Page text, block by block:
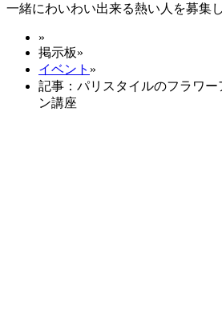
一緒にわいわい出来る熱い人を募集
»
掲示板»
イベント »
記事：パリスタイルのフラワー
ン講座